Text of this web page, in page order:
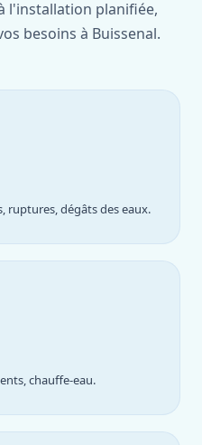
l'installation planifiée,
besoins à Buissenal.
dégâts des eaux.
chauffe-eau.